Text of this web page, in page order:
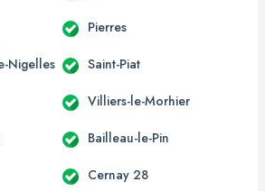
Pierres
Nigelles Saint-Piat
Villiers-le-Morhier
Bailleau-le-Pin
Cernay 28